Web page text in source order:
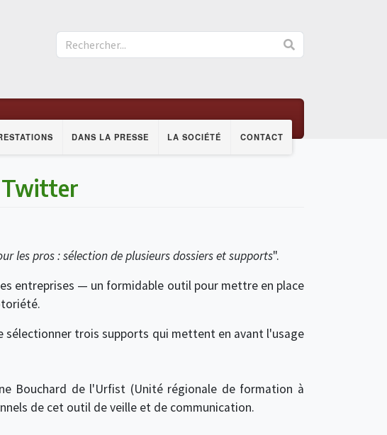
DANS LA PRESSE LA SOCIÉTÉ CONTACT
Twitter
les pros : sélection de plusieurs dossiers et supports".
entreprises — un formidable outil pour mettre en place
trois supports qui mettent en avant l'usage
Bouchard de l'Urfist (Unité régionale de formation à
de cet outil de veille et de communication.